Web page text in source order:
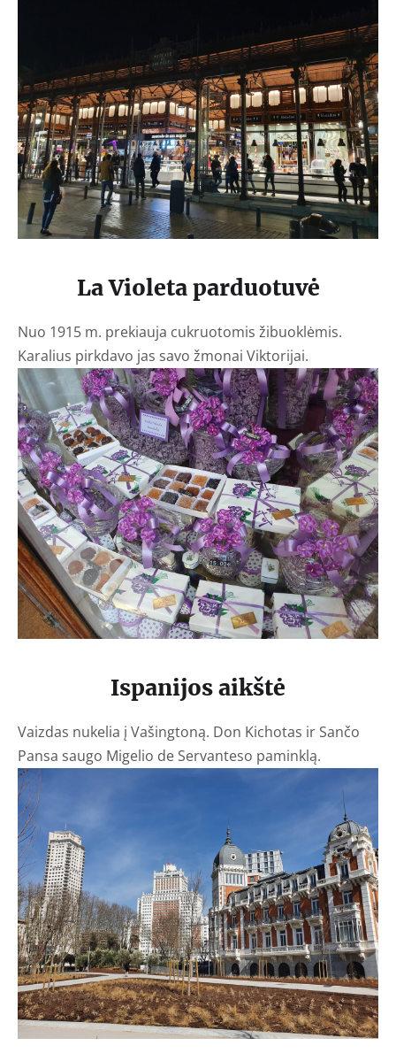
La Violeta parduotuvė
Nuo 1915 m. prekiauja cukruotomis žibuoklėmis.
Karalius pirkdavo jas savo žmonai Viktorijai.
Ispanijos aikštė
Vaizdas nukelia į Vašingtoną. Don Kichotas ir Sančo
Pansa saugo Migelio de Servanteso paminklą.